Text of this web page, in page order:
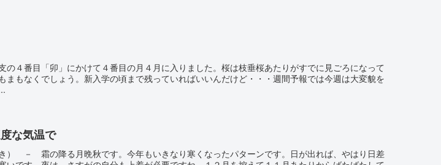
の４番目「卯」にかけて４番目の月４月に入りました。桜は枝垂桜あたりがすでに見ごろになって
まもなくでしょう。新入学の頃まで残っていればいいんだけど・・・週間予報では今週は大変貌を
な気温で
） － 霜の降る月晩秋です。今年もいきなり寒くなったパターンです。日が出れば、やはり日差